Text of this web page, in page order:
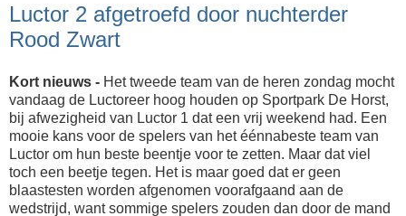
Luctor 2 afgetroefd door nuchterder
Rood Zwart
Kort nieuws - Het tweede team van de heren zondag mocht
vandaag de Luctoreer hoog houden op Sportpark De Horst,
bij afwezigheid van Luctor 1 dat een vrij weekend had. Een
mooie kans voor de spelers van het éénnabeste team van
Luctor om hun beste beentje voor te zetten. Maar dat viel
toch een beetje tegen. Het is maar goed dat er geen
blaastesten worden afgenomen voorafgaand aan de
wedstrijd, want sommige spelers zouden dan door de mand